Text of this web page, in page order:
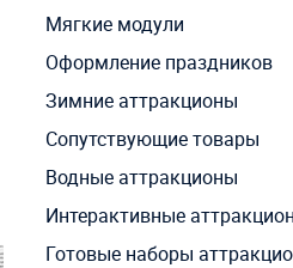
Мягкие модули
Оформление праздников
Зимние аттракционы
Сопутствующие товары
Водные аттракционы
Интерактивные
Готовые наборы